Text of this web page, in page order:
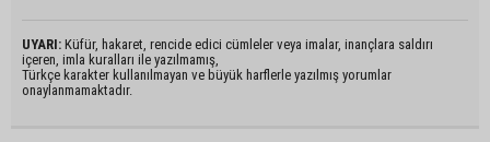
UYARI: Küfür, hakaret, rencide edici cümleler veya imalar, inançlara saldırı
içeren, imla kuralları ile yazılmamış,
Türkçe karakter kullanılmayan ve büyük harflerle yazılmış yorumlar
onaylanmamaktadır.